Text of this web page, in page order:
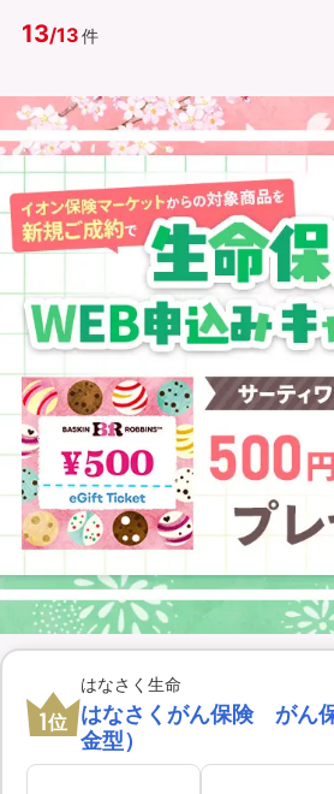
資料請求
（無料）
イオンカード会
13/13件
1位
はなさく生命
はなさくがん保険 がん
金型）